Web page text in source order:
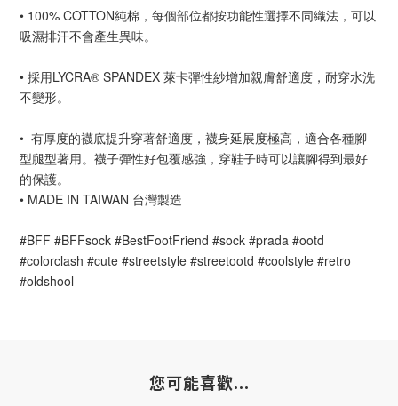
• 100% COTTON純棉，每個部位都按功能性選擇不同織法，可以
吸濕排汗不會產生異味。
• 採用LYCRA® SPANDEX 萊卡彈性紗增加親膚舒適度，耐穿水洗
不變形。
•  有厚度的襪底提升穿著舒適度，襪身延展度極高，適合各種腳
型腿型著用。襪子彈性好包覆感強，穿鞋子時可以讓腳得到最好
的保護。
• MADE IN TAIWAN 台灣製造
#BFF #BFFsock #BestFootFriend #sock #prada #ootd
#colorclash #cute #streetstyle #streetootd #coolstyle #retro
#oldshool
您可能喜歡...